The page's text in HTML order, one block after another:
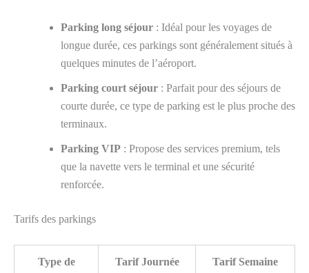
Parking long séjour : Idéal pour les voyages de
longue durée, ces parkings sont généralement situés à
quelques minutes de l’aéroport.
Parking court séjour : Parfait pour des séjours de
courte durée, ce type de parking est le plus proche des
terminaux.
Parking VIP : Propose des services premium, tels
que la navette vers le terminal et une sécurité
renforcée.
Tarifs des parkings
Type de
Tarif Journée
Tarif Semaine